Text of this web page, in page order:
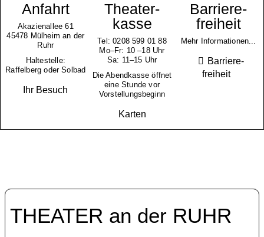
Anfahrt
Akazienallee 61
45478 Mülheim an der
Ruhr
Haltestelle:
Raffelberg oder Solbad
Ihr Besuch
Theater­
kasse
Tel: 0208 599 01 88
Mo–Fr: 10 –18 Uhr
Sa: 11–15 Uhr
Die Abendkasse öffnet
eine Stunde vor
Vorstellungsbeginn
Karten
Barriere­
freiheit
Mehr Informationen...
Barriere­
freiheit
THEATER an der RUHR